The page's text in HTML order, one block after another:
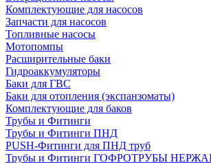
Комплектующие для насосов
Запчасти для насосов
Топливные насосы
Мотопомпы
Расширительные баки
Гидроаккумуляторы
Баки для ГВС
Баки для отопления (экспанзоматы)
Комплектующие для баков
Трубы и Фитинги
Трубы и Фитинги ПНД
PUSH-Фитинги для ПНД труб
Трубы и Фитинги ГОФРОТРУБЫ